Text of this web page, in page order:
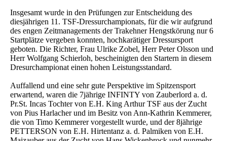
Insgesamt wurde in den Prüfungen zur Entscheidung des
diesjährigen 11. TSF-Dressurchampionats, für die wir aufgrund
des engen Zeitmanagements der Trakehner Hengstkörung nur 6
Startplätze vergeben konnten, hochkarätiger Dressursport
geboten. Die Richter, Frau Ulrike Zobel, Herr Peter Olsson und
Herr Wolfgang Schierloh, bescheinigten den Startern in diesem
Dresurchampionat einen hohen Leistungsstandard.
Auffallend und eine sehr gute Perspektive im Spitzensport
erwartend, waren die 7jährige INFINTY von Zauberlord a. d.
Pr.St. Incas Tochter von E.H. King Arthur TSF aus der Zucht
von Pius Harlacher und im Besitz von Ann-Kathrin Kemmerer,
die von Timo Kemmerer vorgestellt wurde, und der 8jährige
PETTERSON von E.H. Hirtentanz a. d. Palmiken von E.H.